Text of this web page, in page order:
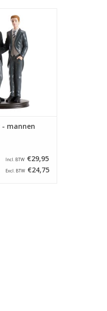
taarttopper
bruidstaart.
WINKELWAGEN
- mannen
Incl. BTW €29,95
Excl. BTW €24,75